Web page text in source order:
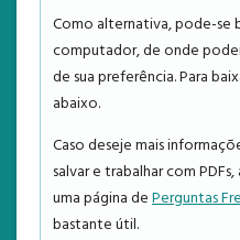
NOTÍCIAS
ESTATÍSTICAS
TEMPLATE
Como alternativa, pode-se
computador, de onde
de sua preferência. Para
abaixo.
Caso deseje mais
salvar e trabalhar com
uma página dePerguntas
bastante útil.